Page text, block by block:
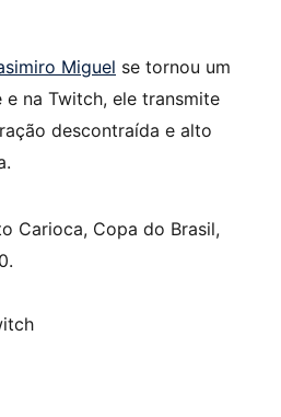
Miguel se tornou um
e na Twitch, ele transmite
descontraída e alto
Carioca, Copa do Brasil,